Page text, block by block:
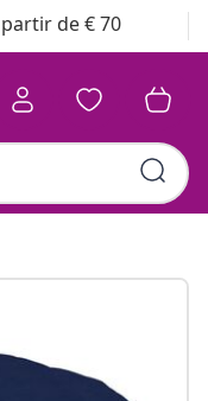
de € 70